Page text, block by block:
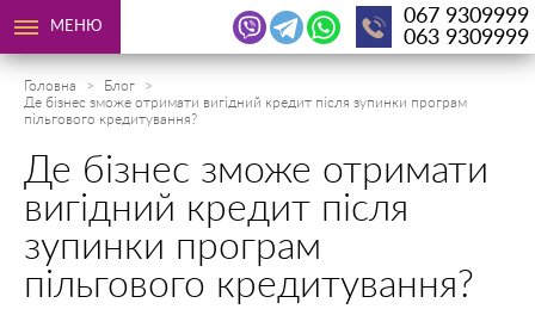
МЕНЮ
067 9309999
063 9309999
Головна
Блог
Де бізнес зможе отримати вигідний кредит після зупинки програм
пільгового кредитування?
Де бізнес зможе отримати
вигідний кредит після
зупинки програм
пільгового кредитування?